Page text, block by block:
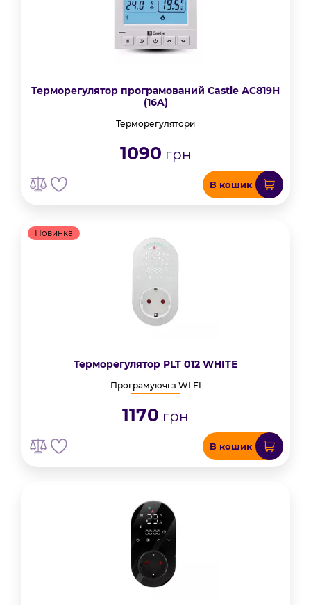
Терморегулятор програмований Castle АС819H
(16A)
Терморегулятори
1090 грн
В кошик
Новинка
Терморегулятор PLT 012 WHITE
Програмуючі з WI FI
1170 грн
В кошик